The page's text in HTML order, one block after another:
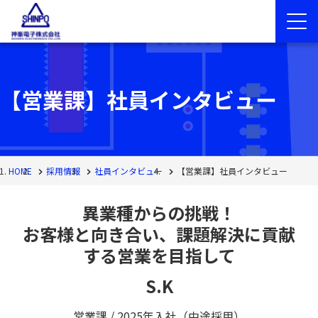
【営業課】社員インタビュー
HOME 採用情報 社員インタビュー 【営業課】社員インタビュー
異業種からの挑戦！
お客様と向き合い、課題解決に貢献
する営業を目指して
S.K